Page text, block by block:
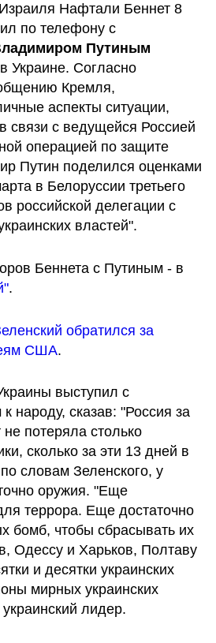
Нафтали Беннет 8
по телефону с
Путиным
Украине. Согласно
Кремля,
аспекты ситуации,
связи с ведущейся Россией
операцией по защите
Путин поделился оценками
в Белоруссии третьего
российской делегации с
властей".
Беннета с Путиным
.
обратился за
США.
выступил с
народу, сказав: "Россия за
потеряла столько
сколько за эти 13 дней в
словам Зеленского, у
оружия. "Еще
террора. Еще достаточно
бомб, чтобы сбрасывать их
Одессу и Харьков, Полтаву
и десятки украинских
мирных украинских
лидер.